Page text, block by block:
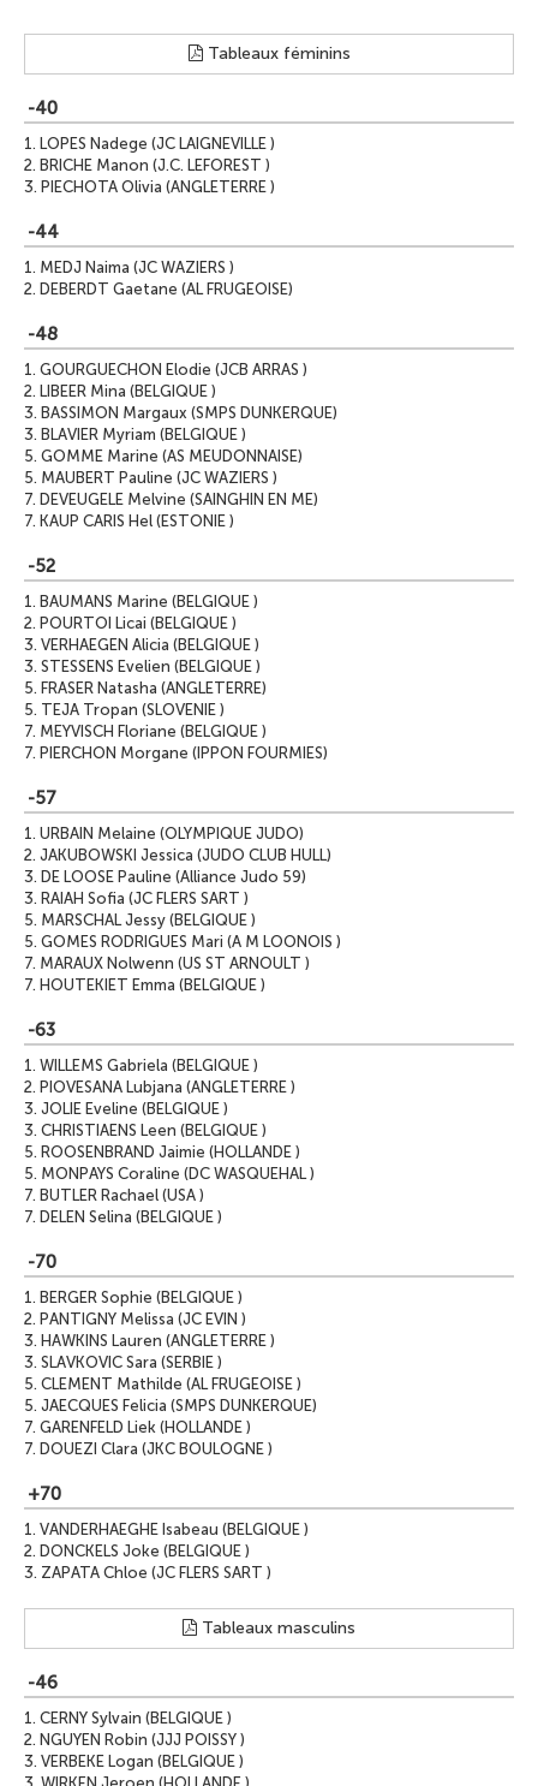
Tableaux féminins
-40
1. LOPES Nadege (JC LAIGNEVILLE )
2. BRICHE Manon (J.C. LEFOREST )
3. PIECHOTA Olivia (ANGLETERRE )
-44
1. MEDJ Naima (JC WAZIERS )
2. DEBERDT Gaetane (AL FRUGEOISE)
-48
1. GOURGUECHON Elodie (JCB ARRAS )
2. LIBEER Mina (BELGIQUE )
3. BASSIMON Margaux (SMPS DUNKERQUE)
3. BLAVIER Myriam (BELGIQUE )
5. GOMME Marine (AS MEUDONNAISE)
5. MAUBERT Pauline (JC WAZIERS )
7. DEVEUGELE Melvine (SAINGHIN EN ME)
7. KAUP CARIS Hel (ESTONIE )
-52
1. BAUMANS Marine (BELGIQUE )
2. POURTOI Licai (BELGIQUE )
3. VERHAEGEN Alicia (BELGIQUE )
3. STESSENS Evelien (BELGIQUE )
5. FRASER Natasha (ANGLETERRE)
5. TEJA Tropan (SLOVENIE )
7. MEYVISCH Floriane (BELGIQUE )
7. PIERCHON Morgane (IPPON FOURMIES)
-57
1. URBAIN Melaine (OLYMPIQUE JUDO)
2. JAKUBOWSKI Jessica (JUDO CLUB HULL)
3. DE LOOSE Pauline (Alliance Judo 59)
3. RAIAH Sofia (JC FLERS SART )
5. MARSCHAL Jessy (BELGIQUE )
5. GOMES RODRIGUES Mari (A M LOONOIS )
7. MARAUX Nolwenn (US ST ARNOULT )
7. HOUTEKIET Emma (BELGIQUE )
-63
1. WILLEMS Gabriela (BELGIQUE )
2. PIOVESANA Lubjana (ANGLETERRE )
3. JOLIE Eveline (BELGIQUE )
3. CHRISTIAENS Leen (BELGIQUE )
5. ROOSENBRAND Jaimie (HOLLANDE )
5. MONPAYS Coraline (DC WASQUEHAL )
7. BUTLER Rachael (USA )
7. DELEN Selina (BELGIQUE )
-70
1. BERGER Sophie (BELGIQUE )
2. PANTIGNY Melissa (JC EVIN )
3. HAWKINS Lauren (ANGLETERRE )
3. SLAVKOVIC Sara (SERBIE )
5. CLEMENT Mathilde (AL FRUGEOISE )
5. JAECQUES Felicia (SMPS DUNKERQUE)
7. GARENFELD Liek (HOLLANDE )
7. DOUEZI Clara (JKC BOULOGNE )
+70
1. VANDERHAEGHE Isabeau (BELGIQUE )
2. DONCKELS Joke (BELGIQUE )
3. ZAPATA Chloe (JC FLERS SART )
Tableaux masculins
-46
1. CERNY Sylvain (BELGIQUE )
2. NGUYEN Robin (JJJ POISSY )
3. VERBEKE Logan (BELGIQUE )